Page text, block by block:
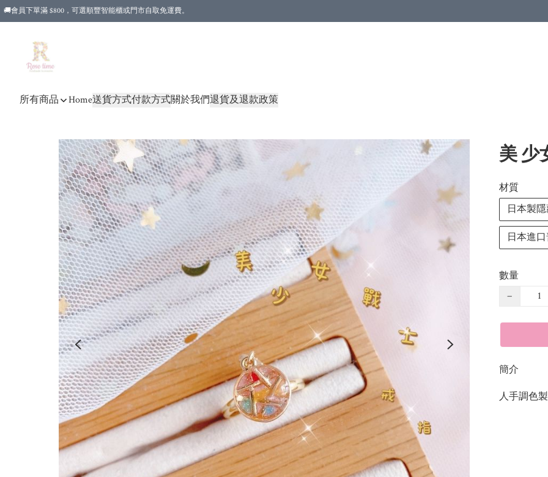
🚚會員下單滿 $800，可選順豐智能櫃或門市自取免運費。
所有商品 Home送貨方式付款方式關於我們退貨及退款政策
美 少
材質
日本製
日本進
數量
−
簡介
人手調色